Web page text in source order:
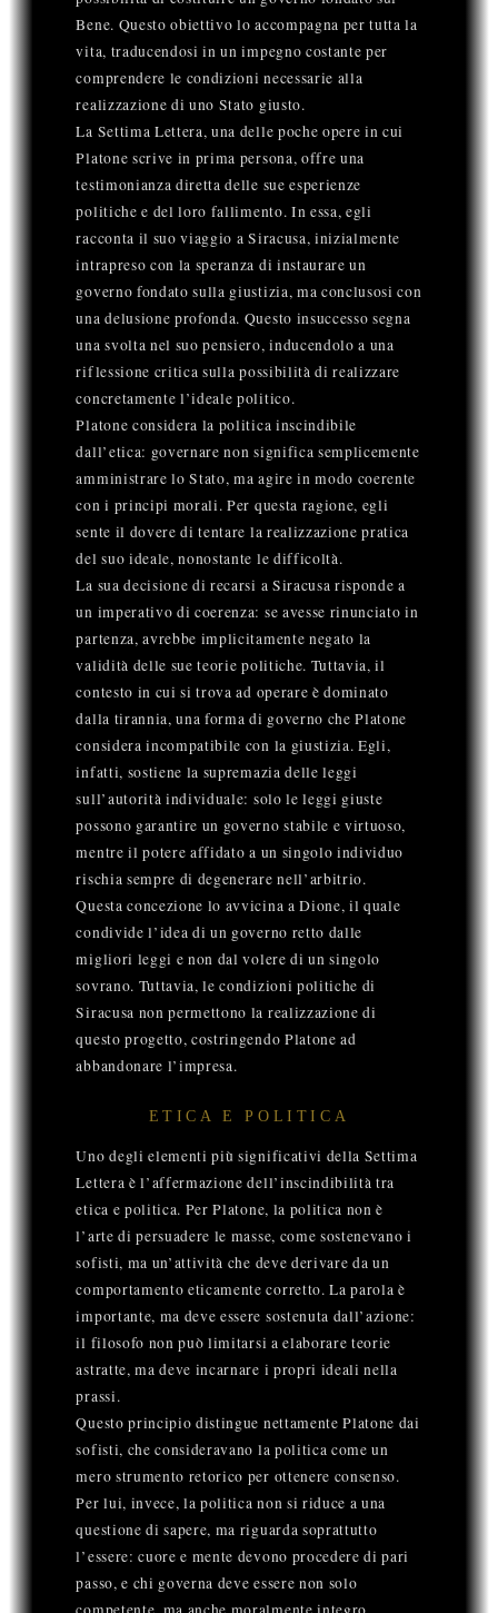
Bene. Questo obiettivo lo accompagna per tutta la
vita, traducendosi in un impegno costante per
comprendere le condizioni necessarie alla
realizzazione di uno Stato giusto.
La Settima Lettera, una delle poche opere in cui
Platone scrive in prima persona, offre una
testimonianza diretta delle sue esperienze
politiche e del loro fallimento. In essa, egli
racconta il suo viaggio a Siracusa, inizialmente
intrapreso con la speranza di instaurare un
governo fondato sulla giustizia, ma conclusosi con
una delusione profonda. Questo insuccesso segna
una svolta nel suo pensiero, inducendolo a una
riflessione critica sulla possibilità di realizzare
concretamente l’ideale politico.
Platone considera la politica inscindibile
dall’etica: governare non significa semplicemente
amministrare lo Stato, ma agire in modo coerente
con i principi morali. Per questa ragione, egli
sente il dovere di tentare la realizzazione pratica
del suo ideale, nonostante le difficoltà.
La sua decisione di recarsi a Siracusa risponde a
un imperativo di coerenza: se avesse rinunciato in
partenza, avrebbe implicitamente negato la
validità delle sue teorie politiche. Tuttavia, il
contesto in cui si trova ad operare è dominato
dalla tirannia, una forma di governo che Platone
considera incompatibile con la giustizia. Egli,
infatti, sostiene la supremazia delle leggi
sull’autorità individuale: solo le leggi giuste
possono garantire un governo stabile e virtuoso,
mentre il potere affidato a un singolo individuo
rischia sempre di degenerare nell’arbitrio.
Questa concezione lo avvicina a Dione, il quale
condivide l’idea di un governo retto dalle
migliori leggi e non dal volere di un singolo
sovrano. Tuttavia, le condizioni politiche di
Siracusa non permettono la realizzazione di
questo progetto, costringendo Platone ad
abbandonare l’impresa.
ETICA E POLITICA
Uno degli elementi più significativi della Settima
Lettera è l’affermazione dell’inscindibilità tra
etica e politica. Per Platone, la politica non è
l’arte di persuadere le masse, come sostenevano i
sofisti, ma un’attività che deve derivare da un
comportamento eticamente corretto. La parola è
importante, ma deve essere sostenuta dall’azione:
il filosofo non può limitarsi a elaborare teorie
astratte, ma deve incarnare i propri ideali nella
prassi.
Questo principio distingue nettamente Platone dai
sofisti, che consideravano la politica come un
mero strumento retorico per ottenere consenso.
Per lui, invece, la politica non si riduce a una
questione di sapere, ma riguarda soprattutto
l’essere: cuore e mente devono procedere di pari
passo, e chi governa deve essere non solo